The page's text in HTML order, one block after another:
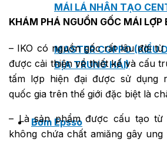
MÁI LÁ NHÂN TẠO
MASTER COPPO (KIỂU
ĐỊA TRUNG HẢI)
Bơm Epsso
KHÁM PHÁ NGUỒN GỐC MÁI LỢP
– IKO có nguồn gốc rất lâu đời từ
được cải thiện về thiết kế và cấu
tấm lợp hiện đại được sử dụng
quốc gia trên thế giới đặc biệt là
– Là sản phẩm được cấu tạo từ
không chứa chất amiăng gây